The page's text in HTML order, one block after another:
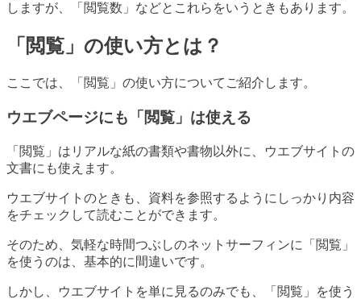
しますが、「閲覧数」などとこれらをいうときもあります。
「閲覧」の使い方とは？
ここでは、「閲覧」の使い方についてご紹介します。
ウエブページにも「閲覧」は使える
「閲覧」はリアルな紙の書類や書物以外に、ウエブサイトの
文書にも使えます。
ウエブサイトのときも、資料を参照するようにしっかり内容
をチェックして読むことができます。
そのため、気軽な時間つぶしのネットサーフィンに「閲覧」
を使うのは、基本的に間違いです。
しかし、ウエブサイトを単に見るのみでも、「閲覧」を使う